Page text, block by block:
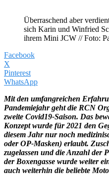
Überraschend aber
sich Karin und Winfried
ihrem Mini JCW // Foto:
Facebook
X
Pinterest
WhatsApp
Mit den umfangreichen
Pandemiejahr geht die RCN
zweite Covid19-Saison. Das
Konzept wurde für 2021 den
diesem Jahr nur noch
oder OP-Masken) erlaubt.
zugelassen und die Anzahl der
der Boxengasse wurde weiter
auch weiterhin die beliebte